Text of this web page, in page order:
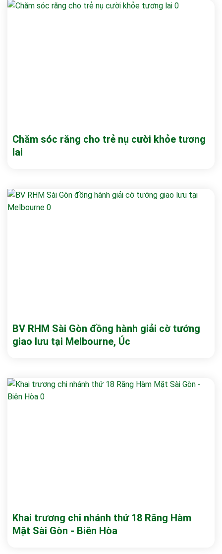
Chăm sóc răng cho trẻ nụ cười khỏe tương
lai
BV RHM Sài Gòn đồng hành giải cờ tướng
giao lưu tại Melbourne, Úc
Khai trương chi nhánh thứ 18 Răng Hàm
Mặt Sài Gòn - Biên Hòa